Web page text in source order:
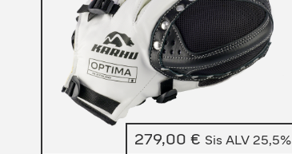
279,00€ Sis ALV 25,5%